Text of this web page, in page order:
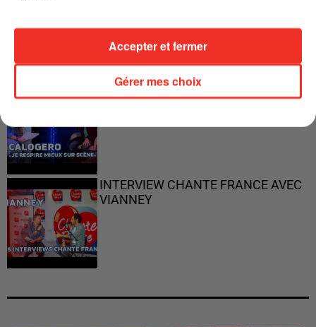
"JE RESPIRE MIEUX SUR SCÈNE" -
INTERVIEW CHANTE FRANCE AVEC
VIANNEY
Gérer mes choix
Accepter et fermer